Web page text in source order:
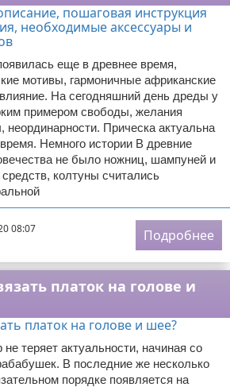
еще в древнее время,
мотивы, гармоничные африканские
На сегодняшний день дреды у
примером свободы, желания
неординарности. Прическа актуальна
Немного истории В древние
не было ножниц, шампуней и
колтуны считались
08:07
Подробнее
платок на голове и
не теряет актуальности, начиная со
В последние же несколько
порядке появляется на